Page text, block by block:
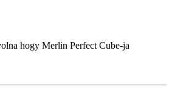
hogy Merlin Perfect Cube-ja